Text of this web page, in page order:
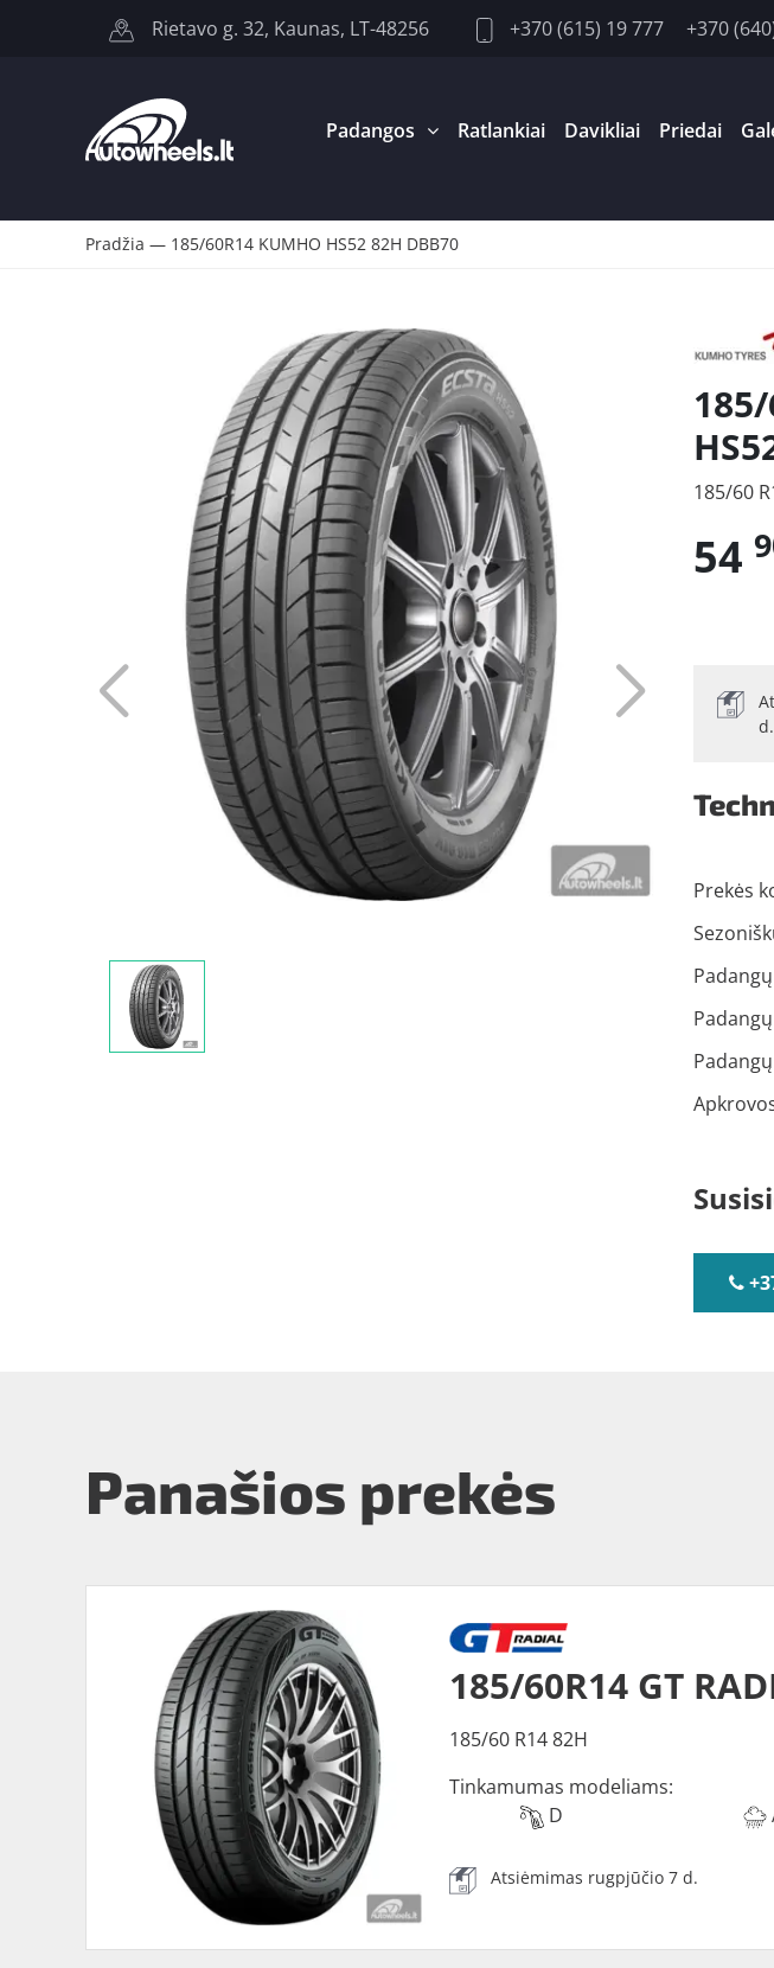
Rietavo g. 32, Kaunas, LT-48256 +370 (615) 19 777 +370
Padangos Ratlankiai Davikliai Priedai
Pradžia — 185/60R14 KUMHO HS52 82H DBB70
185/60
54
d.
Prekės
Panašios prekės
185/60R14 GT
185/60 R14 82H
Tinkamumas modeliams:
D
Atsiėmimas rugpjūčio 7 d.